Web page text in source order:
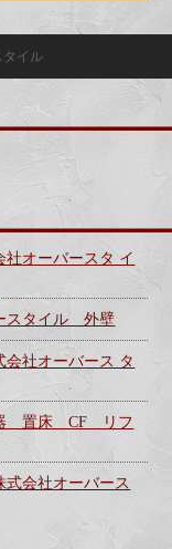
タイル
オーバースタ イ
スタイル 外壁
社オーバース タ
器 置床 CF リフ
会社オーバース